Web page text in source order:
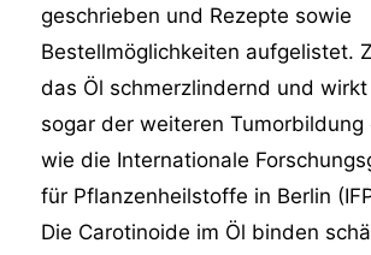
geschrieben und Rezepte sowie
Bestellmöglichkeiten aufgelistet.
das Öl schmerzlindernd und
sogar der weiteren Tumorbildung
wie die Internationale
für Pflanzenheilstoffe in Berlin
Die Carotinoide im Öl binden